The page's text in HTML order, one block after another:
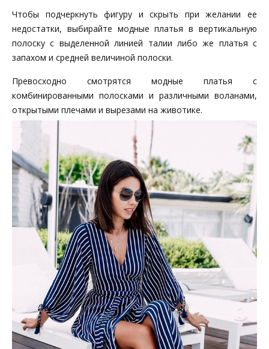
Чтобы подчеркнуть фигуру и скрыть при желании ее
недостатки, выбирайте модные платья в вертикальную
полоску с выделенной линией талии либо же платья с
запахом и средней величиной полоски.
Превосходно смотрятся модные платья с
комбинированными полосками и различными воланами,
открытыми плечами и вырезами на животике.